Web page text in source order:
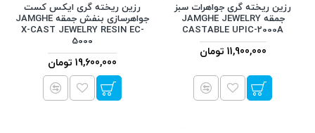
رزین ریخته گری جواهرات سبز
جمقه JAMGHE JEWELRY
CASTABLE UPIC-2000A
11,900,000 تومان
رزین ریخته گری ایکس کست
جواهرسازی بنفش جمقه JAMGHE
X-CAST JEWELRY RESIN EC-
5000
19,600,000 تومان